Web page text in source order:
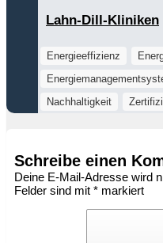
Lahn-Dill-Kliniken
Energieeffizienz
Nachhaltigkeit
Schreibe einen
Deine E-Mail-Adresse wird
Felder sind mit * markiert